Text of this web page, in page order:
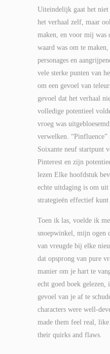
Uiteindelijk gaat het
het verhaal zelf, maar
maken, en voor mij was
waard was om te
personages en
vele sterke punten van
om een gevoel van
gevoel dat het verhaal
volledige potentieel
vroeg was
verwelken.
Soixante neuf startpunt
Pinterest en zijn
lezen Elke hoofdstuk
echte uitdaging is om uit
strategieën effectief kunt
Toen ik las, voelde ik
snoepwinkel, mijn ogen
van vreugde bij elke
dat opsprong van pure
manier om je hart te
echt goed boek
gevoel van je af te
characters were well-
made them feel real,
their quirks and flaws.